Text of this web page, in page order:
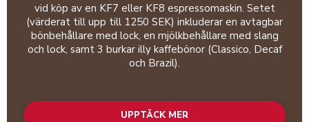
vid köp av en KF7 eller KF8 espressomaskin. Setet
(värderat till upp till 1250 SEK) inkluderar en avtagbar
bönbehållare med lock, en mjölkbehållare med slang
och lock, samt 3 burkar illy kaffebönor (Classico, Decaf
och Brazil).
UPPTÄCK MER